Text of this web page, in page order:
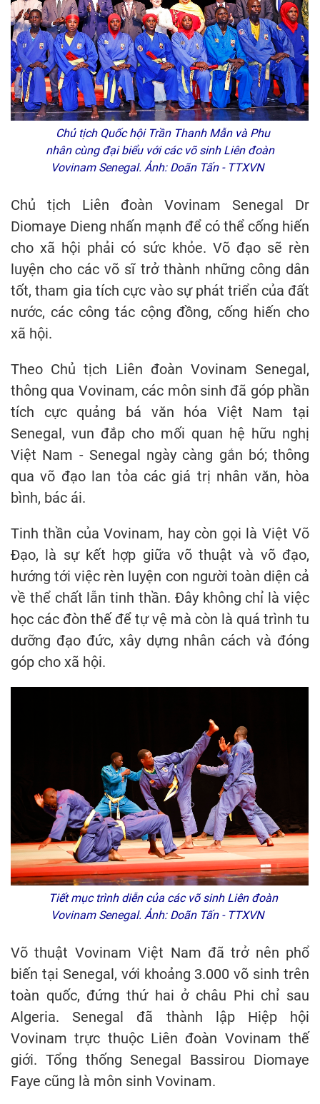
Chủ tịch Quốc hội Trần Thanh Mẫn và Phu
nhân cùng đại biểu với các võ sinh Liên đoàn
Vovinam Senegal. Ảnh: Doãn Tấn - TTXVN
Chủ tịch Liên đoàn Vovinam Senegal Dr
Diomaye Dieng nhấn mạnh để có thể cống hiến
cho xã hội phải có sức khỏe. Võ đạo sẽ rèn
luyện cho các võ sĩ trở thành những công dân
tốt, tham gia tích cực vào sự phát triển của đất
nước, các công tác cộng đồng, cống hiến cho
xã hội.
Theo Chủ tịch Liên đoàn Vovinam Senegal,
thông qua Vovinam, các môn sinh đã góp phần
tích cực quảng bá văn hóa Việt Nam tại
Senegal, vun đắp cho mối quan hệ hữu nghị
Việt Nam - Senegal ngày càng gắn bó; thông
qua võ đạo lan tỏa các giá trị nhân văn, hòa
bình, bác ái.
Tinh thần của Vovinam, hay còn gọi là Việt Võ
Đạo, là sự kết hợp giữa võ thuật và võ đạo,
hướng tới việc rèn luyện con người toàn diện cả
về thể chất lẫn tinh thần. Đây không chỉ là việc
học các đòn thế để tự vệ mà còn là quá trình tu
dưỡng đạo đức, xây dựng nhân cách và đóng
góp cho xã hội.
Tiết mục trình diễn của các võ sinh Liên đoàn
Vovinam Senegal. Ảnh: Doãn Tấn - TTXVN
Võ thuật Vovinam Việt Nam đã trở nên phổ
biến tại Senegal, với khoảng 3.000 võ sinh trên
toàn quốc, đứng thứ hai ở châu Phi chỉ sau
Algeria. Senegal đã thành lập Hiệp hội
Vovinam trực thuộc Liên đoàn Vovinam thế
giới. Tổng thống Senegal Bassirou Diomaye
Faye cũng là môn sinh Vovinam.